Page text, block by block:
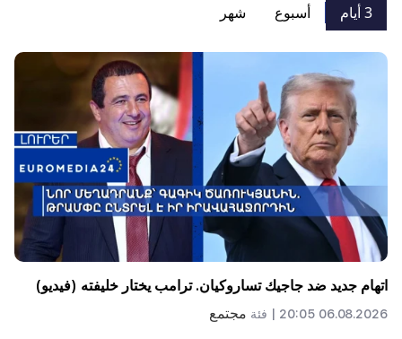
3 أيام أسبوع شهر
اتهام جديد ضد جاجيك تساروكيان. ترامب يختار خليفته (فيديو)
06.08.2026 20:05 | فئة مجتمع